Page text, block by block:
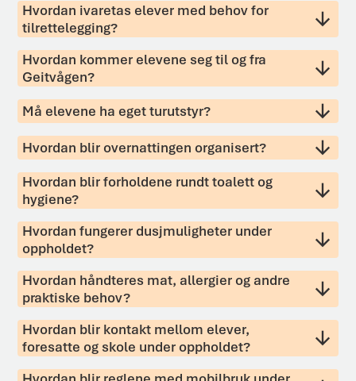
Hvordan ivaretas elever med behov for
tilrettelegging?
Hvordan kommer elevene seg til og fra
Geitvågen?
Må elevene ha eget turutstyr?
Hvordan blir overnattingen organisert?
Hvordan blir forholdene rundt toalett og
hygiene?
Hvordan fungerer dusjmuligheter under
oppholdet?
Hvordan håndteres mat, allergier og andre
praktiske behov?
Hvordan blir kontakt mellom elever,
foresatte og skole under oppholdet?